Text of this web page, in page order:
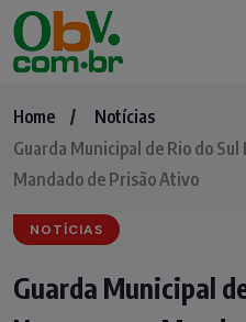
Home
Notícias
Guarda Municipal de Rio do Sul
Mandado de Prisão Ativo
NOTÍCIAS
Guarda Municipal